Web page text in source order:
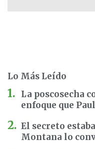
Lo Más Leído
La poscosecha
enfoque que
El secreto
Montana lo